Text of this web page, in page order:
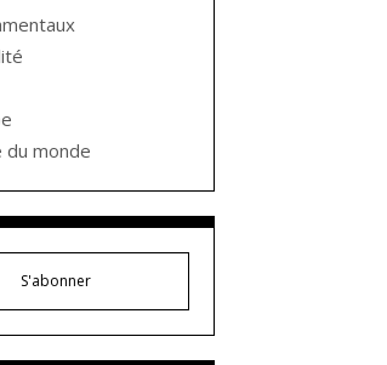
du monde
S'abonner